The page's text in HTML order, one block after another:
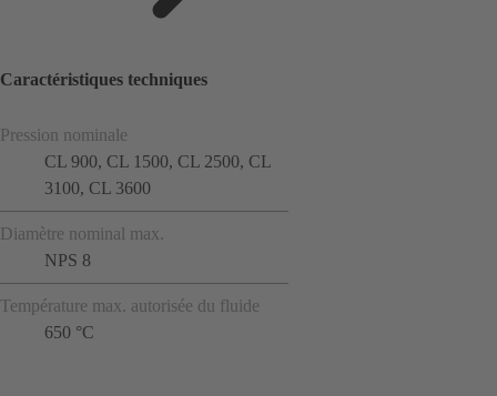
Caractéristiques techniques
Pression nominale
CL 900, CL 1500, CL 2500, CL
3100, CL 3600
Diamètre nominal max.
NPS 8
Température max. autorisée du fluide
650 °C